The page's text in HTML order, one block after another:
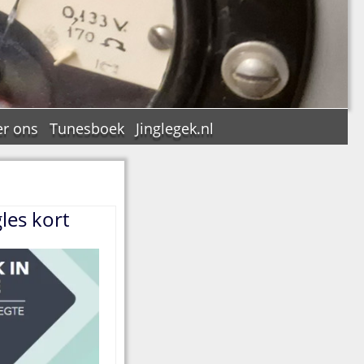
ons Tunesboek Jinglegek.nl
kort